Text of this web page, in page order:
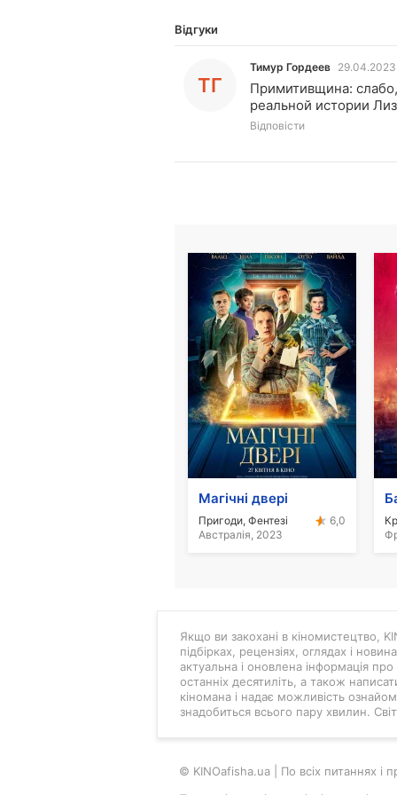
Відгуки
ТГ
Тимур Гордеев
Примитивщина:
реальной истории
Відповісти
Магічні двері
Пригоди, Фентезі
Австралія, 2023
6,0
Якщо ви закохані в кіномистецтво,
підбірках, рецензіях, оглядах і
актуальна і оновлена інформація
останніх десятиліть, а також
кіномана і надає можливість
знадобиться всього пару хвилин.
© KINOafisha.ua | По всіх питаннях і